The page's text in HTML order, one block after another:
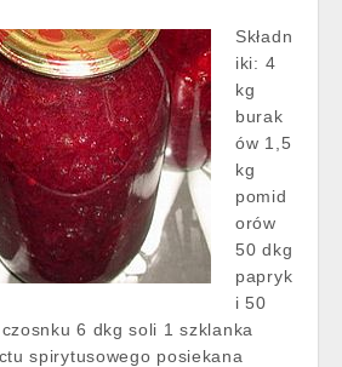
Składn
iki: 4
kg
burak
ów 1,5
kg
pomid
orów
50 dkg
papryk
i 50
6 dkg soli 1 szklanka
spirytusowego posiekana